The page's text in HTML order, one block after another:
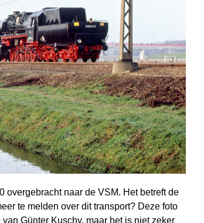
overgebracht naar de VSM. Het betreft de
te melden over dit transport? Deze foto
Günter Kuschy, maar het is niet zeker